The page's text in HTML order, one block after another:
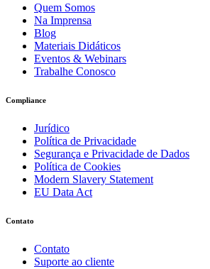
Quem Somos
Na Imprensa
Blog
Materiais Didáticos
Eventos & Webinars
Trabalhe Conosco
Compliance
Jurídico
Política de Privacidade
Segurança e Privacidade de Dados
Política de Cookies
Modern Slavery Statement
EU Data Act
Contato
Contato
Suporte ao cliente